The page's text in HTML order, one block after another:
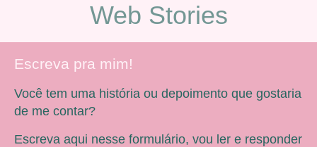
Web Stories
Escreva pra mim!
Você tem uma história ou depoimento que gostaria
de me contar?
Escreva aqui nesse formulário, vou ler e responder